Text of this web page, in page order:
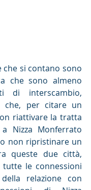
che si contano sono
che sono almeno
di interscambio,
che, per citare un
riattivare la tratta
Nizza Monferrato
non ripristinare un
queste due città,
le connessioni
relazione con